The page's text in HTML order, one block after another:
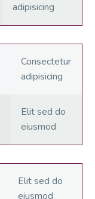
adipisicing
Consectetur
adipisicing
Elit sed do
eiusmod
Elit sed do
eiusmod